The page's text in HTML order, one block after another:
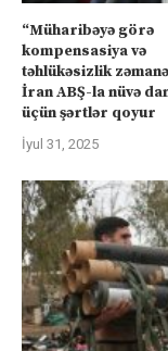
“Müharibəyə görə
kompensasiya və
təhlükəsizlik
İran ABŞ-la nüvə
üçün şərtlər qoyur
İyul 31, 2025